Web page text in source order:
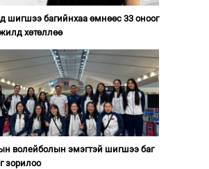
шигшээ багийнхаа өмнөөс 33 оноог
хөтөллөө
волейболын эмэгтэй шигшээ баг
зорилоо